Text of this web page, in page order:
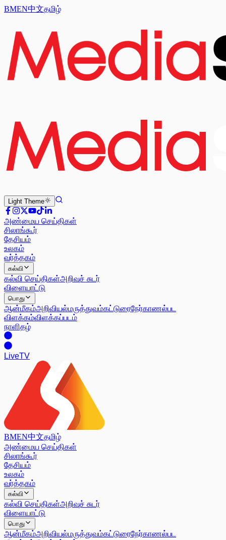
BMEN中文தமிழ்
Light Theme
அண்மைய செய்திகள்
சிலாங்கூர்
தேசியம்
உலகம்
வர்த்தகம்
கல்வி
கல்வி செய்திகள்அறிவுச் சுடர்
விளையாட்டு
பொது
ஆன்மீகம்அறிவியல்மருத்துவம்கட்டுரைநேர்காணல்பட
விளக்கம்விளக்கப்படம்
நாளிதழ்
LiveTV
BMEN中文தமிழ்
அண்மைய செய்திகள்
சிலாங்கூர்
தேசியம்
உலகம்
வர்த்தகம்
கல்வி
கல்வி செய்திகள்அறிவுச் சுடர்
விளையாட்டு
பொது
ஆன்மீகம்அறிவியல்மருத்துவம்கட்டுரைநேர்காணல்பட